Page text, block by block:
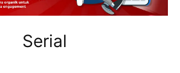
Serial